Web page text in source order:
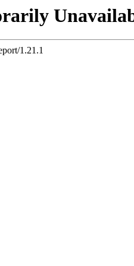
1.21.1